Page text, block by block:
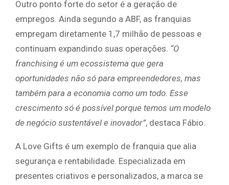
Outro ponto forte do setor é a geração de
empregos. Ainda segundo a ABF, as franquias
empregam diretamente 1,7 milhão de pessoas e
continuam expandindo suas operações. “O
franchising é um ecossistema que gera
oportunidades não só para empreendedores, mas
também para a economia como um todo. Esse
crescimento só é possível porque temos um modelo
de negócio sustentável e inovador”, destaca Fábio.
A Love Gifts é um exemplo de franquia que alia
segurança e rentabilidade. Especializada em
presentes criativos e personalizados, a marca se